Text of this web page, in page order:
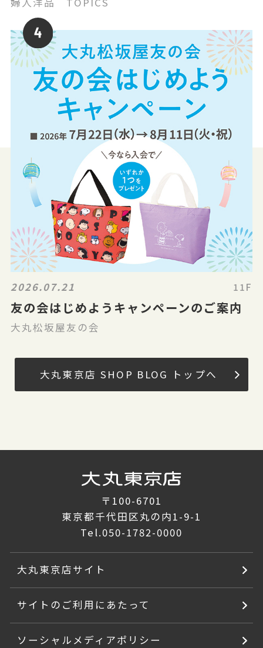
2026.07.21 11F
友の会はじめようキャンペーンのご案内
大丸松坂屋友の会
大丸東京店 SHOP BLOG トップへ
〒100-6701
東京都千代田区丸の内1-9-1
Tel.050-1782-0000
大丸東京店サイト
サイトのご利用にあたって
ソーシャルメディアポリシー